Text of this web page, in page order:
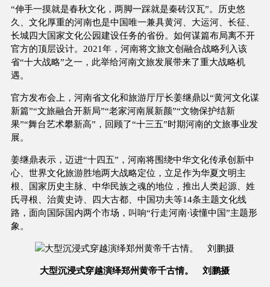
“伸手一摸就是春秋文化，两脚一踩就是秦砖汉瓦”。历史悠
久、文化厚重的河南也是中国唯一兼具黄河、大运河、长征、
长城四大国家文化公园建设任务的省份。如何谋篇布局离不开
官方的顶层设计。2021年，河南将文旅文创融合战略列入该
省“十大战略”之一，此举给河南文旅发展带来了重大战略机
遇。
官方发布会上，河南省文化和旅游厅厅长姜继鼎以“黄河文化谋
新篇”“文旅融合开新局”“老家河南展新颜”“文物保护结新
果”“舞台艺术攀新高”，回顾了“十三五”时期河南的文旅事业发
展。
姜继鼎表示，迈进“十四五”，河南将围绕中华文化传承创新中
心、世界文化旅游胜地两大战略定位，立足作为华夏文明主
根、国家历史主脉、中华民族之魂的地位，推出人类起源、姓
氏寻根、治黄史诗、四大古都、中国功夫等14条主题文化线
路，面向国际国内两个市场，叫响“行走河南·读懂中国”主题形
象。
大型沉浸式穿越演绎郑州黄帝千古情。 刘鹏摄